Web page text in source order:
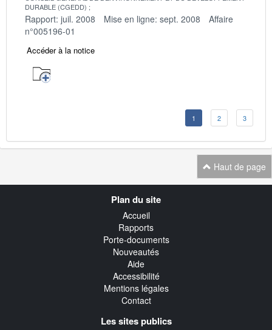
DURABLE (CGEDD)
Rapport: juil. 2008 Mise en ligne: sept. 2008
Affaire
n°005196-01
Accéder à la notice
1 2 3
Haut de page
Plan du site
Accueil
Rapports
Porte-documents
Nouveautés
Aide
Accessibilité
Mentions légales
Contact
Les sites publics